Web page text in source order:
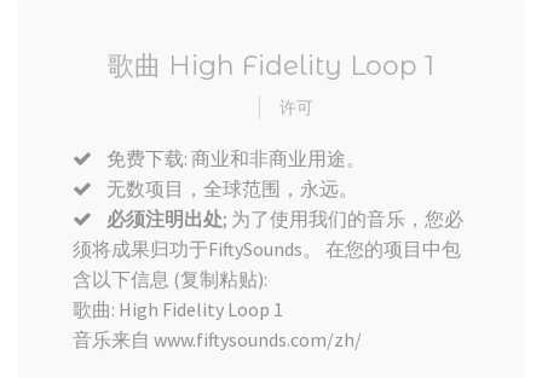
歌曲 High Fidelity Loop 1
许可
免费下载: 商业和非商业用途。
无数项目，全球范围，永远。
必须注明出处; 为了使用我们的音乐，您必
须将成果归功于FiftySounds。 在您的项目中包
含以下信息 (复制粘贴):
歌曲: High Fidelity Loop 1
音乐来自 www.fiftysounds.com/zh/